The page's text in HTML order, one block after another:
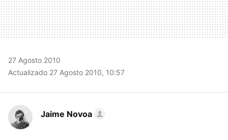
27 Agosto 2010
Actualizado 27 Agosto 2010, 10:57
Jaime Novoa